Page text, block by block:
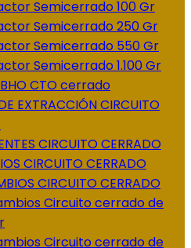
Semicerrado 100 Gr
Semicerrado 250 Gr
Semicerrado 550 Gr
Semicerrado 1.100 Gr
CTO cerrado
EXTRACCIÓN CIRCUITO
CIRCUITO CERRADO
CIRCUITO CERRADO
CIRCUITO CERRADO
Circuito cerrado de
Circuito cerrado de